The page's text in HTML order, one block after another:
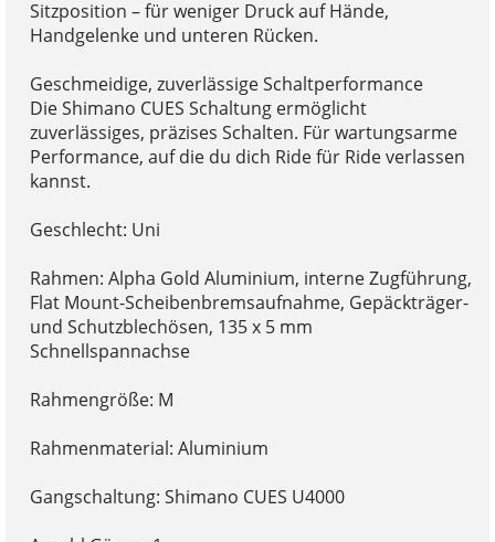
Sitzposition – für weniger Druck auf Hände,
Handgelenke und unteren Rücken.
Geschmeidige, zuverlässige Schaltperformance
Die Shimano CUES Schaltung ermöglicht
zuverlässiges, präzises Schalten. Für wartungsarme
Performance, auf die du dich Ride für Ride verlassen
kannst.
Geschlecht: Uni
Rahmen: Alpha Gold Aluminium, interne Zugführung,
Flat Mount-Scheibenbremsaufnahme, Gepäckträger-
und Schutzblechösen, 135 x 5 mm
Schnellspannachse
Rahmengröße: M
Rahmenmaterial: Aluminium
Gangschaltung: Shimano CUES U4000